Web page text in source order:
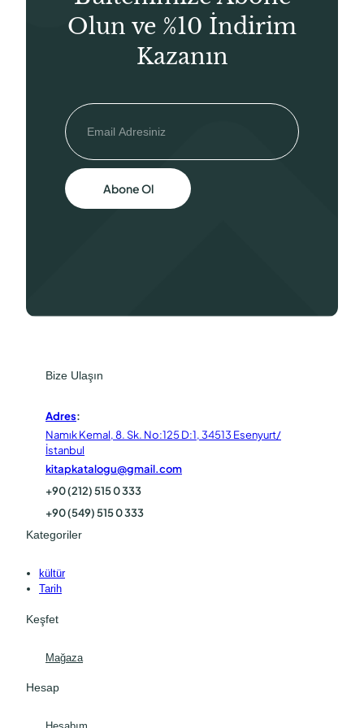
Olun ve %10 İndirim
Kazanın
Abone Ol
Bize Ulaşın
Adres:
Namık Kemal, 8. Sk. No:125 D:1, 34513 Esenyurt/
İstanbul
kitapkatalogu@gmail.com
+90 (212) 515 0 333
+90 (549) 515 0 333
Kategoriler
kültür
Tarih
Keşfet
Mağaza
Hesap